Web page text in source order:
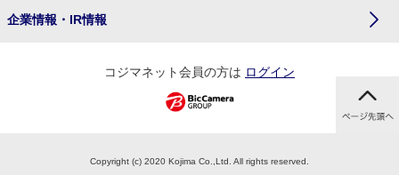
企業情報・IR情報
コジマネット会員の方は ログイン
Copyright (c) 2020 Kojima Co.,Ltd. All rights reserved.